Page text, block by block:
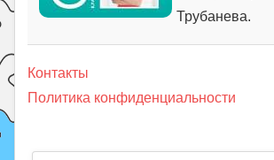
Трубанева.
Контакты
Политика конфиденциальности